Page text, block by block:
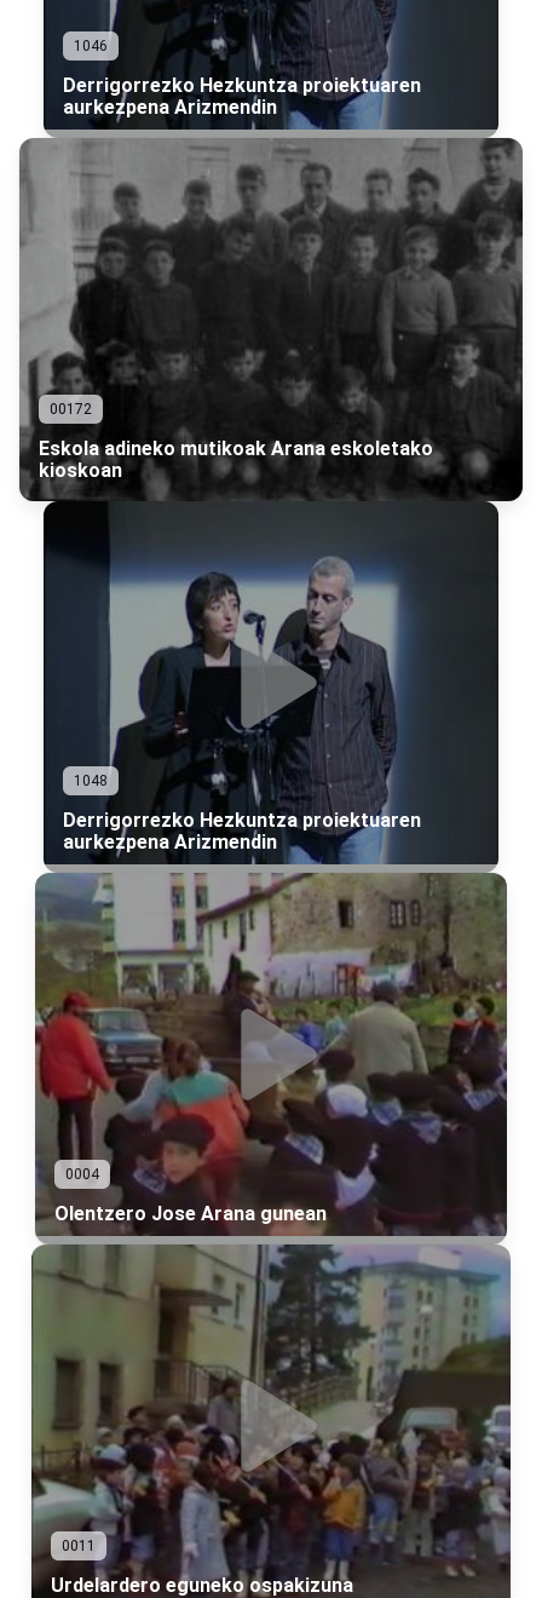
1046
Derrigorrezko Hezkuntza proiektuaren
aurkezpena Arizmendin
00172
Eskola adineko mutikoak Arana eskoletako
kioskoan
1048
Derrigorrezko Hezkuntza proiektuaren
aurkezpena Arizmendin
0004
Olentzero Jose Arana gunean
0011
Urdelardero eguneko ospakizuna